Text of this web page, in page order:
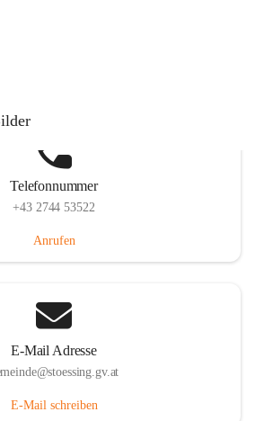
Telefonnummer
+43 2744 53522
Anrufen
E-Mail Adresse
E-Mail schreiben